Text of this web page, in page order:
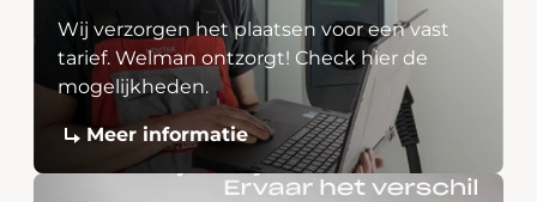
Wij verzorgen het plaatsen voor een vast
tarief. Welman ontzorgt! Check hier de
mogelijkheden.
Meer informatie